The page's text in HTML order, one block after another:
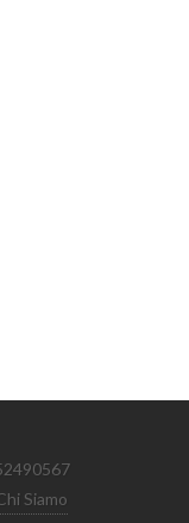
Siamo